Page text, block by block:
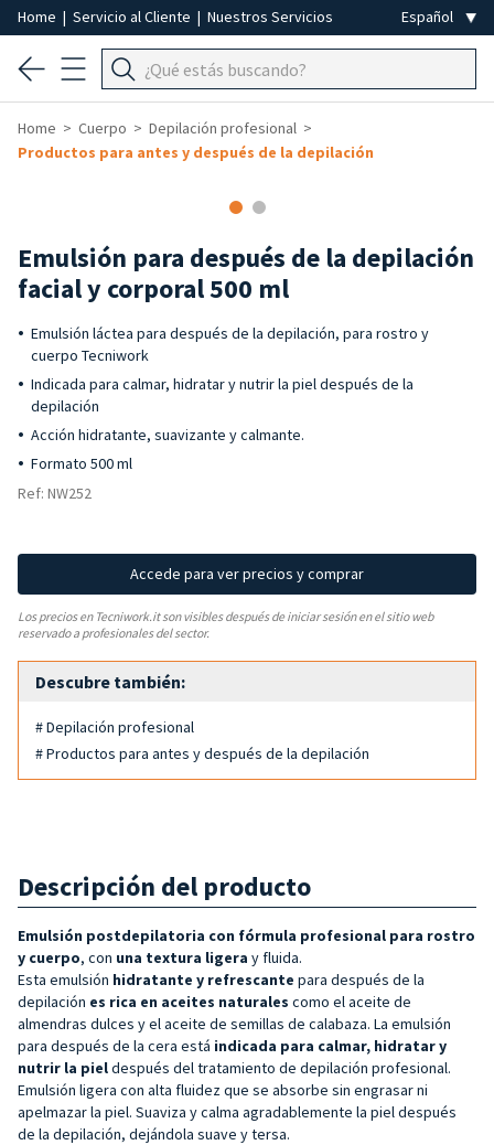
Home | Servicio al Cliente | Nuestros Servicios
Home Cuerpo
Depilación profesional
Productos para antes y después de la depilación
Emulsión para después de la depilación
facial y corporal 500 ml
Emulsión láctea para después de la depilación, para rostro y
cuerpo Tecniwork
Indicada para calmar, hidratar y nutrir la piel después de la
depilación
Acción hidratante, suavizante y calmante.
Formato 500 ml
Ref: NW252
Accede para ver precios y comprar
Los precios en Tecniwork.it son visibles después de iniciar sesión en el sitio web
reservado a profesionales del sector.
Descubre también:
# Depilación profesional
# Productos para antes y después de la depilación
Descripción del producto
Emulsión postdepilatoria con fórmula profesional para rostro
y cuerpo, con una textura ligera y fluida.
Esta emulsión hidratante y refrescante para después de la
depilación es rica en aceites naturales como el aceite de
almendras dulces y el aceite de semillas de calabaza. La emulsión
para después de la cera está indicada para calmar, hidratar y
nutrir la pieldespués del tratamiento de depilación profesional.
Emulsión ligera con alta fluidez que se absorbe sin engrasar ni
apelmazar la piel. Suaviza y calma agradablemente la piel después
de la depilación, dejándola suave y tersa.